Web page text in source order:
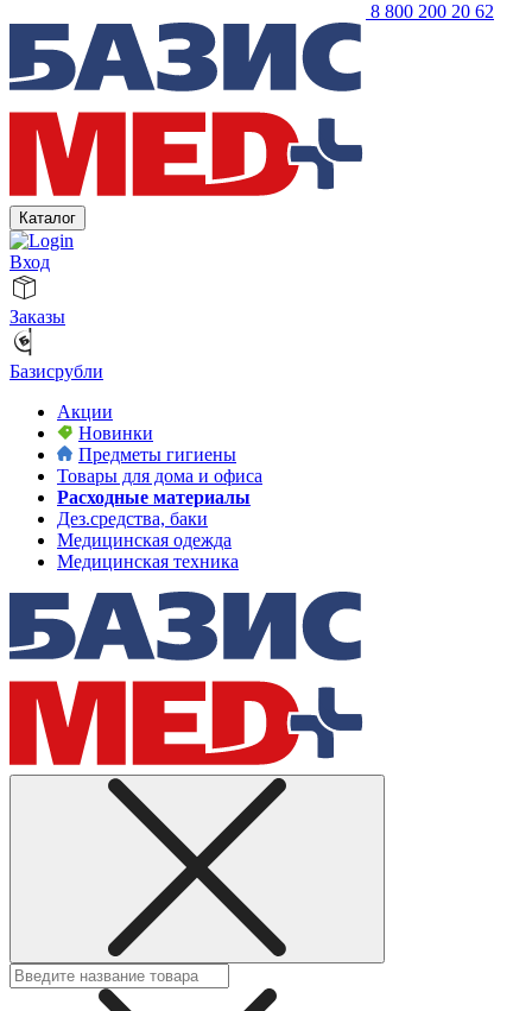
8 800 200 20 62
Каталог
Вход
Заказы
Базисрубли
Акции
Новинки
Предметы гигиены
Товары для дома и офиса
Расходные материалы
Дез.средства, баки
Медицинская одежда
Медицинская техника